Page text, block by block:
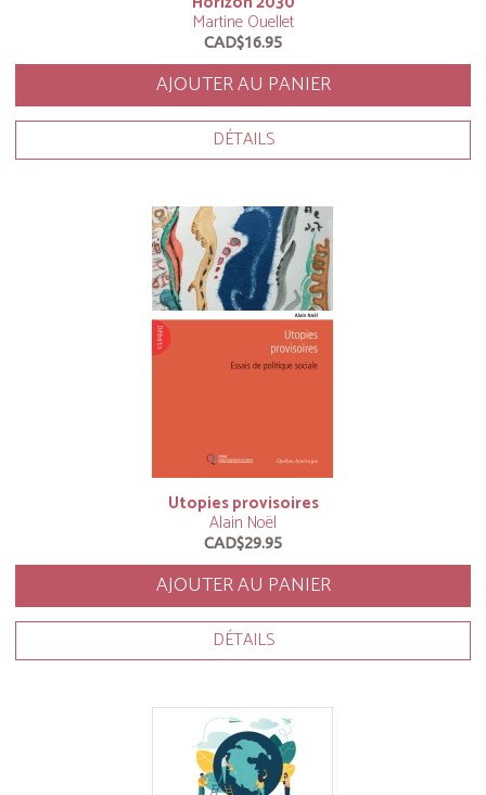
Martine Ouellet
CAD$16.95
AJOUTER AU PANIER
DÉTAILS
Utopies provisoires
Alain Noël
CAD$29.95
AJOUTER AU PANIER
DÉTAILS